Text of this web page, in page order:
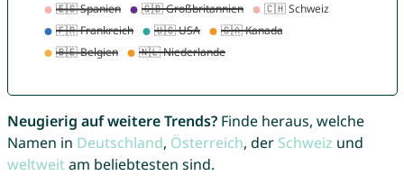
Neugierig auf weitere Trends?Finde heraus, welche
Namen in Deutschland, Österreich, der Schweiz und
weltweitam beliebtesten sind.